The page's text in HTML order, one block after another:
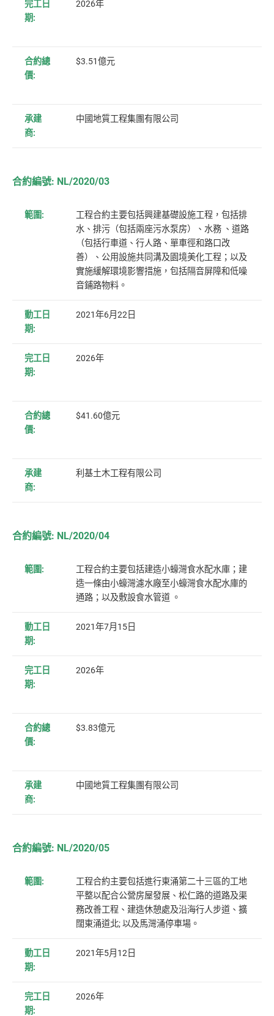
完工日
期:
2026年
合約總
價:
$3.51億元
承建
商:
中國地質工程集團有限公司
合約編號: NL/2020/03
範圍:
工程合約主要包括興建基礎設施工程，包括排
水、排污（包括兩座污水泵房）、水務 、道路
（包括行車道、行人路、單車徑和路口改
善）、公用設施共同溝及園境美化工程；以及
實施緩解環境影響措施，包括隔音屏障和低噪
音鋪路物料。
動工日
期:
2021年6月22日
完工日
期:
2026年
合約總
價:
$41.60億元
承建
商:
利基土木工程有限公司
合約編號: NL/2020/04
範圍:
工程合約主要包括建造小蠔灣食水配水庫；建
造一條由小蠔灣濾水廠至小蠔灣食水配水庫的
通路；以及敷設食水管道 。
動工日
期:
2021年7月15日
完工日
期:
2026年
合約總
價:
$3.83億元
承建
商:
中國地質工程集團有限公司
合約編號: NL/2020/05
範圍:
工程合約主要包括進行東涌第二十三區的工地
平整以配合公營房屋發展、松仁路的道路及渠
務改善工程、建造休憩處及沿海行人步道、擴
闊東涌道北; 以及馬灣涌停車場。
動工日
期:
2021年5月12日
完工日
期:
2026年